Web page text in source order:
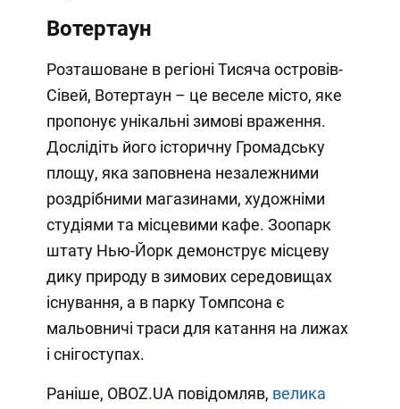
Вотертаун
Розташоване в регіоні Тисяча островів-
Сівей, Вотертаун – це веселе місто, яке
пропонує унікальні зимові враження.
Дослідіть його історичну Громадську
площу, яка заповнена незалежними
роздрібними магазинами, художніми
студіями та місцевими кафе. Зоопарк
штату Нью-Йорк демонструє місцеву
дику природу в зимових середовищах
існування, а в парку Томпсона є
мальовничі траси для катання на лижах
і снігоступах.
Раніше, OBOZ.UA повідомляв, велика